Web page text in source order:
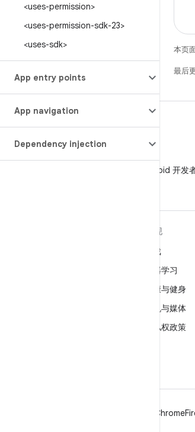
<uses-permission>
<uses-permission-sdk-23>
<uses-sdk>
App entry points
App navigation
Dependency injection
本页
最后
微信
在微信中关注 Android 开发
发现
游戏
机器学习
健康与健身
相机与媒体
隐私权政策
Chrome